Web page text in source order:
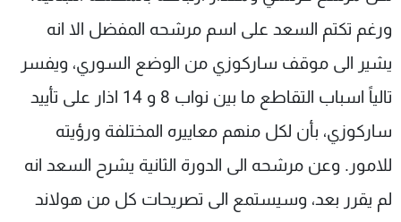
ورغم تكتم السعد على اسم مرشحه المفضل الا انه
يشير الى موقف ساركوزي من الوضع السوري، ويفسر
تالياً اسباب التقاطع ما بين نواب 8 و 14 اذار على تأييد
ساركوزي، بأن لكل منهم معاييره المختلفة ورؤيته
للامور. وعن مرشحه الى الدورة الثانية يشرح السعد انه
لم يقرر بعد، وسيستمع الى تصريحات كل من هولاند